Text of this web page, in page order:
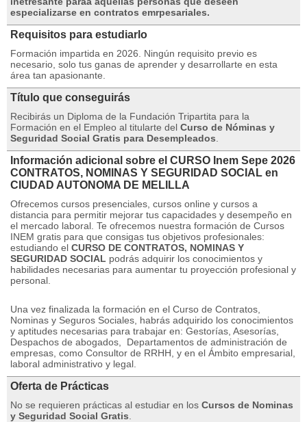
especializarse en contratos emrpesariales.
Requisitos para estudiarlo
Formación impartida en 2026. Ningún requisito previo es
necesario, solo tus ganas de aprender y desarrollarte en esta
área tan apasionante.
Título que conseguirás
Recibirás un Diploma de la Fundación Tripartita para la
Formación en el Empleo al titularte del Curso de Nóminas y
Seguridad Social Gratis para Desempleados
Información adicional sobre el CURSO Inem Sepe 2026
CONTRATOS, NOMINAS Y SEGURIDAD SOCIAL en
CIUDAD AUTONOMA DE MELILLA
Ofrecemos cursos presenciales, cursos online y cursos a
distancia para permitir mejorar tus capacidades y desempeño en
el mercado laboral. Te ofrecemos nuestra formación de Cursos
INEM gratis para que consigas tus objetivos profesionales:
estudiando el CURSO DE CONTRATOS, NOMINAS Y
SEGURIDAD SOCIAL podrás adquirir los conocimientos y
habilidades necesarias para aumentar tu proyección profesional y
personal.
Una vez finalizada la formación en el Curso de Contratos,
Nominas y Seguros Sociales, habrás adquirido los conocimientos
y aptitudes necesarias para trabajar en: Gestorías, Asesorías,
Despachos de abogados,
Departamentos de administración de
empresas, como Consultor de RRHH, y en el Ámbito empresarial,
laboral administrativo y legal.
Oferta de Prácticas
No se requieren prácticas al estudiar en los Cursos de Nominas
y Seguridad Social Gratis